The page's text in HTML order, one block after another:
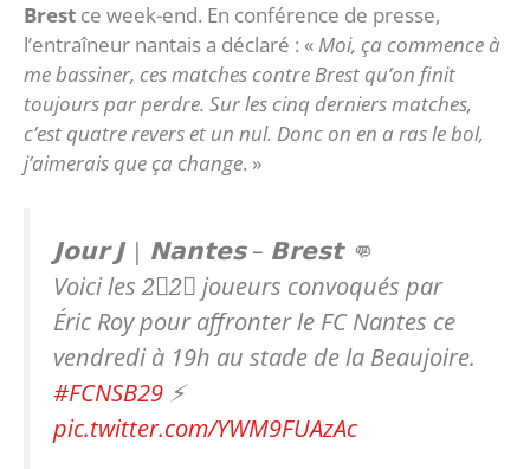
Brest ce week-end. En conférence de presse,
l’entraîneur nantais a déclaré : «Moi, ça commence à
me bassiner, ces matches contre Brest qu’on finit
toujours par perdre. Sur les cinq derniers matches,
c’est quatre revers et un nul. Donc on en a ras le bol,
j’aimerais que ça change. »
𝗝𝗼𝘂𝗿 𝗝 | 𝗡𝗮𝗻𝘁𝗲𝘀 – 𝗕𝗿𝗲𝘀𝘁 👊
Voici les 2⃣2⃣ joueurs convoqués par
Éric Roy pour affronter le FC Nantes ce
vendredi à 19h au stade de la Beaujoire.
#FCNSB29 ⚡️
pic.twitter.com/YWM9FUAzAc